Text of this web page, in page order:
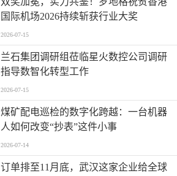
国际机场2026持续斩获行业大奖
2026-07-15
兰石集团调研组莅临星火数控公司调研
指导数智化转型工作
2026-07-15
煤矿配电巡检的数字化跨越：一台机器
人如何改变“抄表”这件小事
2026-07-14
订单排至11月底，武汉这家企业给全球